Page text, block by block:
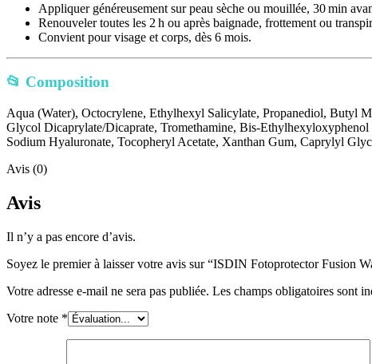
Appliquer généreusement sur peau sèche ou mouillée, 30 min
Renouveler toutes les 2 h ou après baignade, frottement ou
Convient pour visage et corps, dès 6 mois.
📂 Composition
Aqua (Water), Octocrylene, Ethylhexyl Salicylate, Propanediol, Butyl
Glycol Dicaprylate/Dicaprate, Tromethamine, Bis-
Sodium Hyaluronate, Tocopheryl Acetate, Xanthan Gum, Caprylyl
Avis (0)
Avis
Il n’y a pas encore d’avis.
Soyez le premier à laisser votre avis sur “ISDIN Fotoprotector Fusion
Votre adresse e-mail ne sera pas publiée. Les champs obligatoires sont
Votre note *